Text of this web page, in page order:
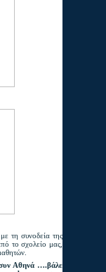
τη συνοδεία της
το σχολείο μας,
Αθηνά ….βάλε